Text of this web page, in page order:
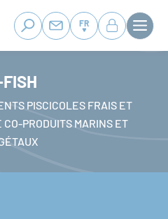
FR
PISCICOLES FRAIS ET
CO-PRODUITS MARINS ET